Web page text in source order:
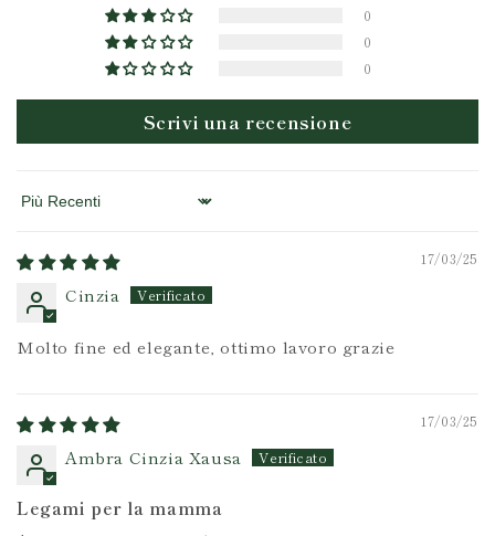
0
0
0
Scrivi una recensione
Sort by
17/03/25
Cinzia
Molto fine ed elegante, ottimo lavoro grazie
17/03/25
Ambra Cinzia Xausa
Legami per la mamma